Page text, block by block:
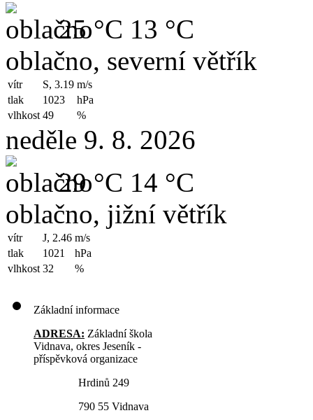
25 °C 13 °C
oblačno, severní větřík
vítr S, 3.19 m/s
tlak
1023
hPa
vlhkost 49 %
neděle 9. 8. 2026
29 °C 14 °C
oblačno, jižní větřík
vítr J, 2.46 m/s
tlak
1021
hPa
vlhkost 32 %
Základní informace
ADRESA: Základní škola
Vidnava, okres Jeseník -
příspěvková organizace
Hrdinů 249
790 55 Vidnava